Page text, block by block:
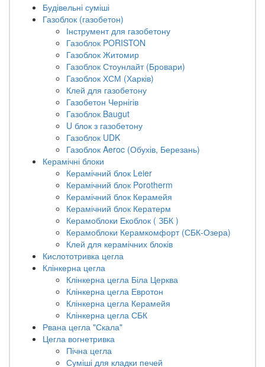
Будівельні суміші
Газоблок (газобетон)
Інструмент для газобетону
Газоблок PORISTON
Газоблок Житомир
Газоблок Стоунлайт (Бровари)
Газоблок ХСМ (Харків)
Клей для газобетону
Газобетон Чернігів
Газоблок Baugut
U блок з газобетону
Газоблок UDK
Газоблок Aeroc (Обухів, Березань)
Керамічні блоки
Керамічний блок Leier
Керамічний блок Porotherm
Керамічний блок Керамейя
Керамічний блок Кератерм
Керамоблоки Екоблок ( ЗБК )
Керамоблоки Керамкомфорт (СБК-Озера)
Клей для керамічних блоків
Кислототривка цегла
Клінкерна цегла
Клінкерна цегла Біла Церква
Клінкерна цегла Евротон
Клінкерна цегла Керамейя
Клінкерна цегла СБК
Рвана цегла "Скала"
Цегла вогнетривка
Пічна цегла
Суміші для кладки печей